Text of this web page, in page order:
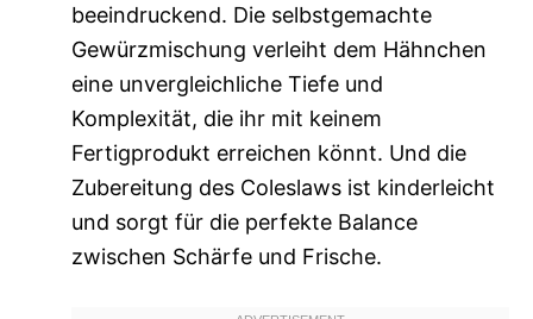
beeindruckend. Die selbstgemachte
Gewürzmischung verleiht dem Hähnchen
eine unvergleichliche Tiefe und
Komplexität, die ihr mit keinem
Fertigprodukt erreichen könnt. Und die
Zubereitung des Coleslaws ist kinderleicht
und sorgt für die perfekte Balance
zwischen Schärfe und Frische.